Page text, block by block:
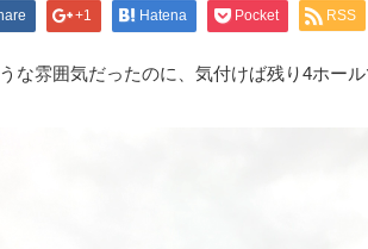
+1 Hatena Pocket RSS
な雰囲気だったのに、気付けば残り4ホー